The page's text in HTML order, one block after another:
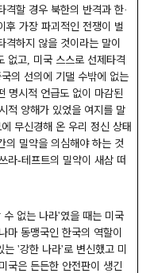
격할 경우 북한의 반격과 한·
후 가장 파괴적인 전쟁이 벌
격하지 않을 것이라는 말이
없고, 미국 스스로 선제타격
의 선의에 기댈 수밖에 없는
명시적 언급도 없이 마감된
적 양해가 있었을 여지를 말
무신경해 온 우리 정신 상태
의 밀약을 의심해야 하는 것
라-테프트의 밀약이 새삼 떠
수 없는 나라'였을 때는 미국
마 동맹국인 한국의 역할이
는 '강한 나라'로 변신했고 미
국은 든든한 안전판이 생긴